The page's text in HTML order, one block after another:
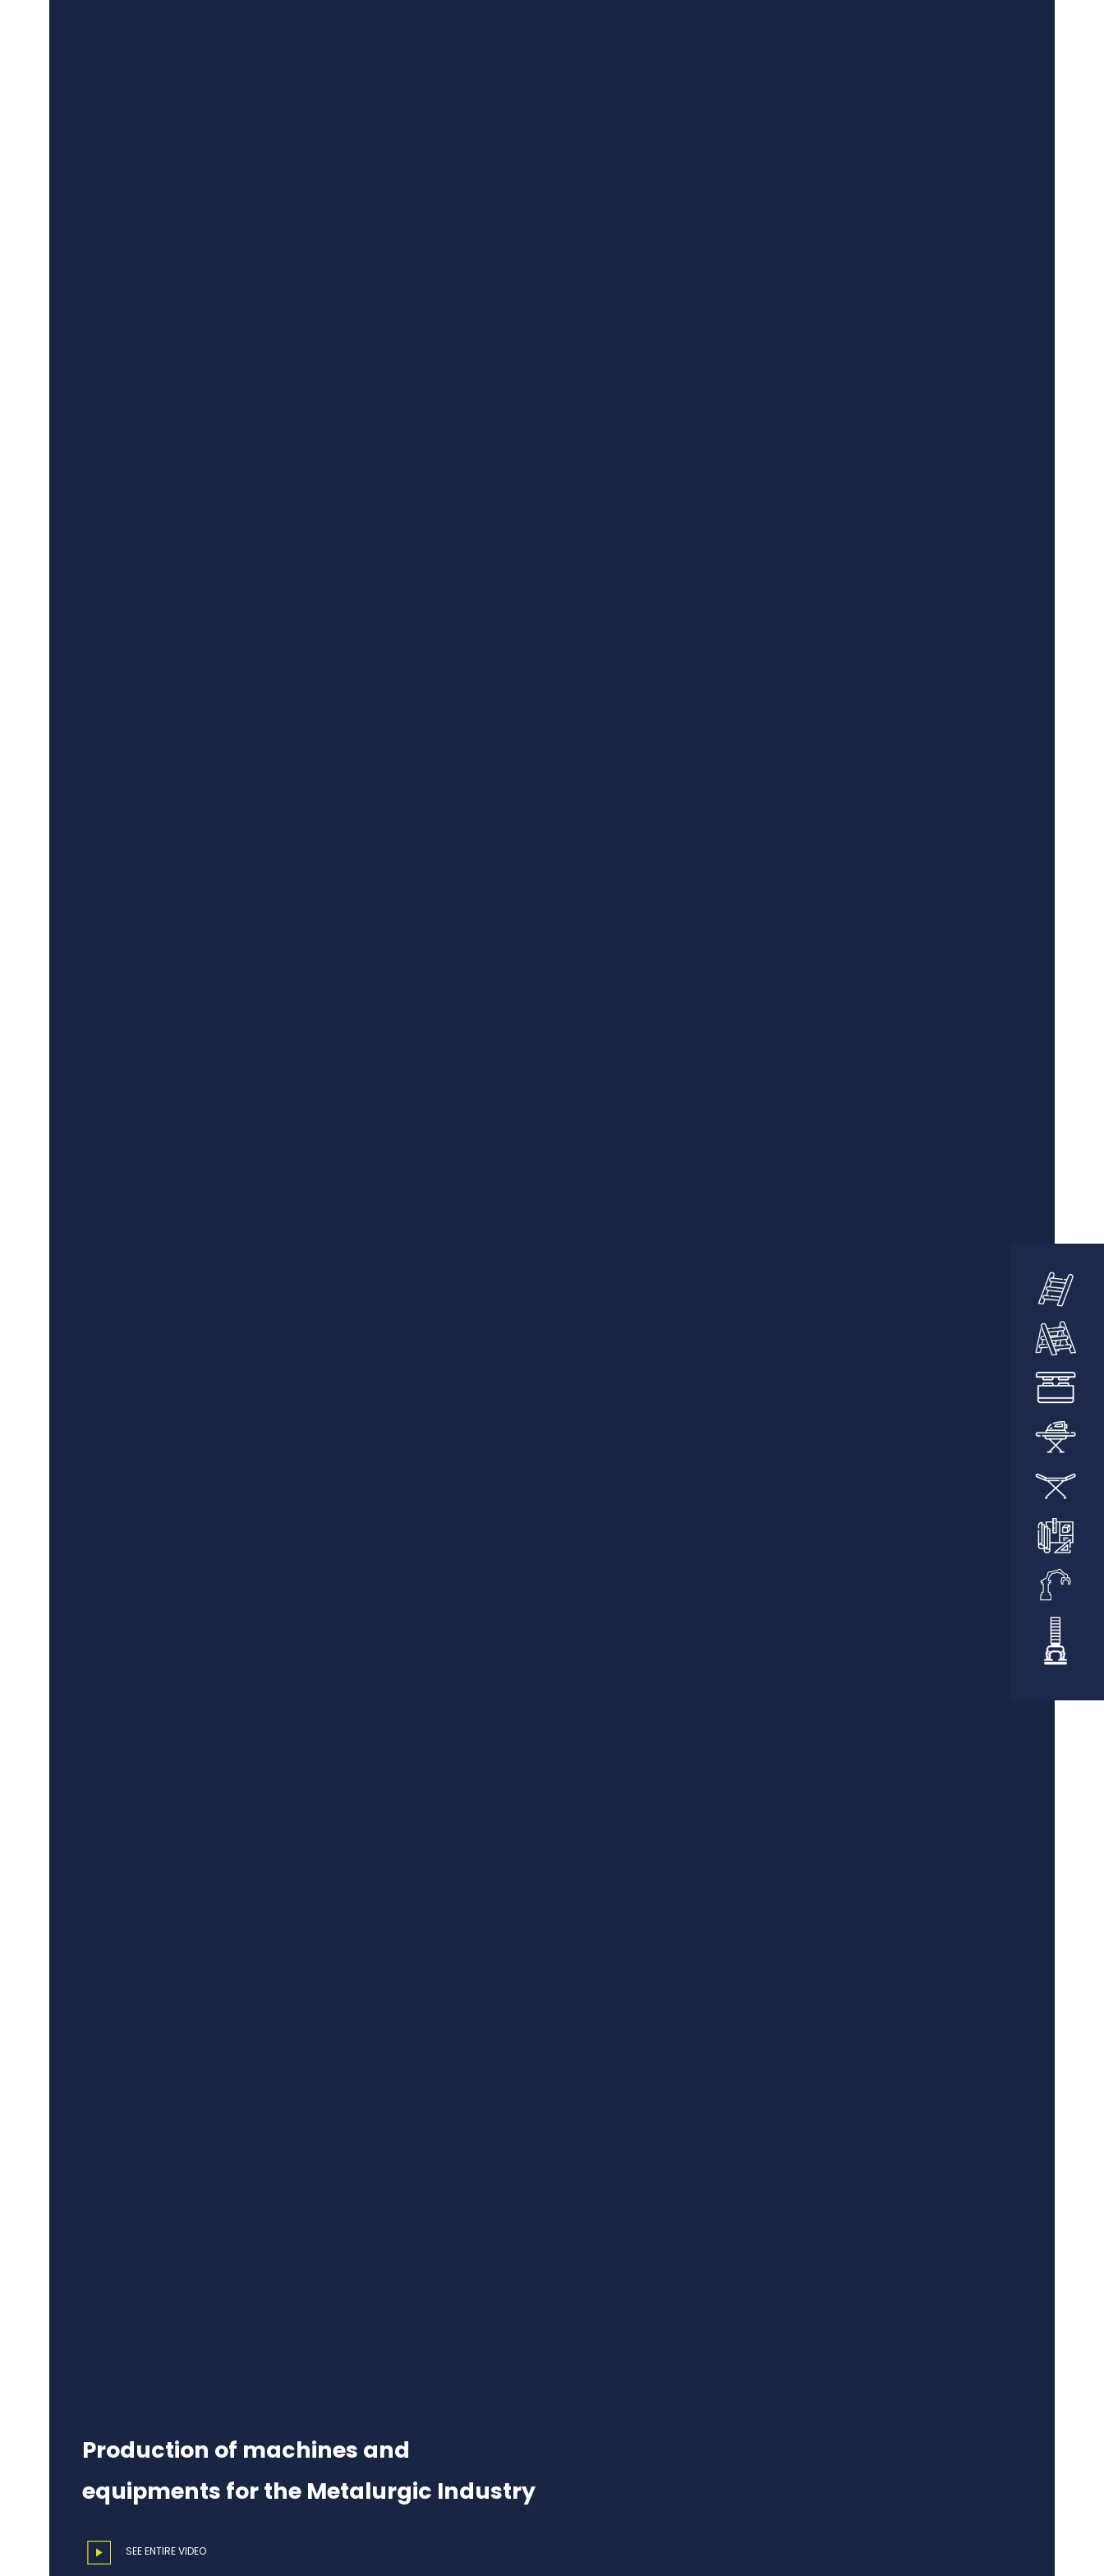
Production of machines and
equipments for the Metalurgic Industry
SEE ENTIRE VIDEO